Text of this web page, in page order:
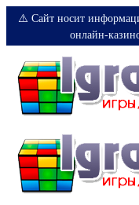
⚠️ Сайт носит
онлайн-